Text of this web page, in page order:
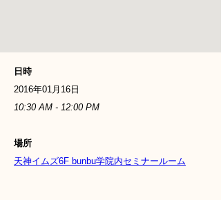
日時
2016年01月16日
10:30 AM - 12:00 PM
場所
天神イムズ6F bunbu学院内セミナールーム